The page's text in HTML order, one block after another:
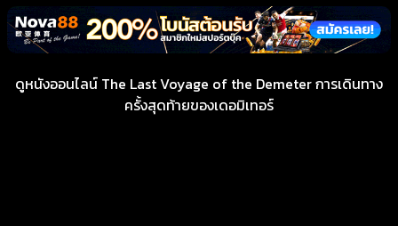
ดูหนังออนไลน์ The Last Voyage of the Demeter การเดินทาง
ครั้งสุดท้ายของเดอมิเทอร์